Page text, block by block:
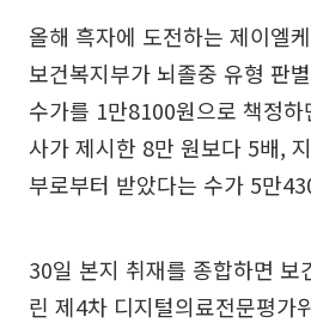
올해 흑자에 도전하는 제이엘
보건복지부가 뇌졸중 유형 판
수가를 1만8100원으로 책정
사가 제시한 8만 원보다 5배,
부로부터 받았다는 수가 5만
30일 본지 취재를 종합하면 보
린 제4차 디지털의료전문평가